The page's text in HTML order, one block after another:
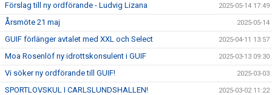
Förslag till ny ordförande - Ludvig Lizana 2025-05-14 17:49
Årsmöte 21 maj 2025-05-14
GUIF förlänger avtalet med XXL och Select 2025-04-11 13:57
Moa Rosenlöf ny idrottskonsulent i GUIF 2025-03-13 09:30
Vi söker ny ordförande till GUIF! 2025-03-03
SPORTLOVSKUL I CARLSLUNDSHALLEN! 2025-03-02 11:22